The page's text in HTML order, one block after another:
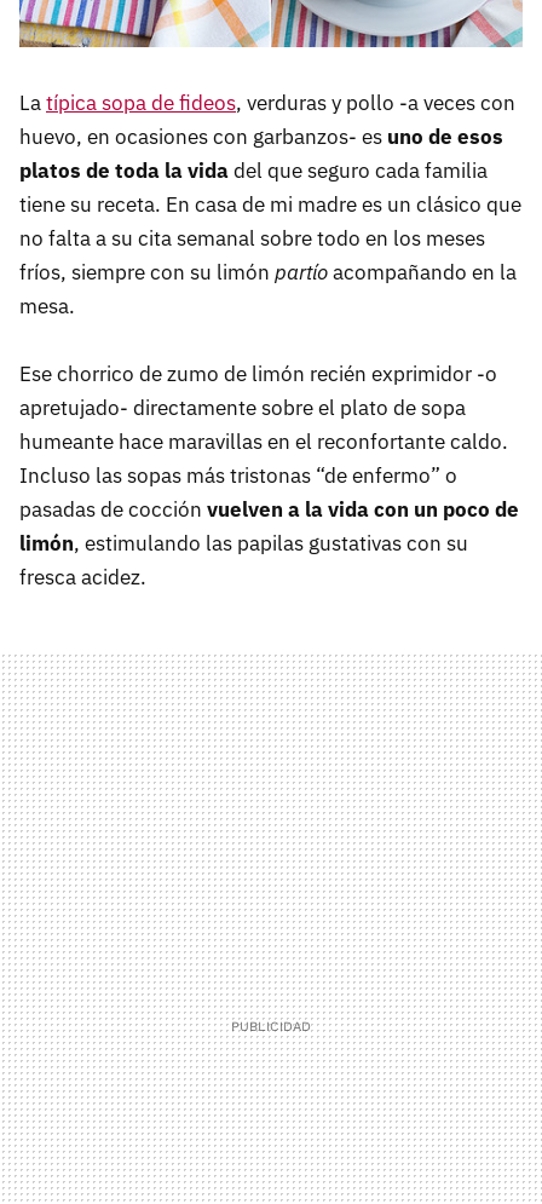
Latípica sopa de fideos, verduras y pollo -a veces con
huevo, en ocasiones con garbanzos- es uno de esos
platos de toda la vidadel que seguro cada familia
tiene su receta. En casa de mi madre es un clásico que
no falta a su cita semanal sobre todo en los meses
fríos, siempre con su limón partíoacompañando en la
mesa.
Ese chorrico de zumo de limón recién exprimidor -o
apretujado- directamente sobre el plato de sopa
humeante hace maravillas en el reconfortante caldo.
Incluso las sopas más tristonas “de enfermo” o
pasadas de cocción vuelven a la vida con un poco de
limón, estimulando las papilas gustativas con su
fresca acidez.